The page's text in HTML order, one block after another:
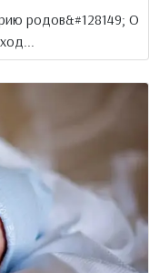
родов&#128149; О